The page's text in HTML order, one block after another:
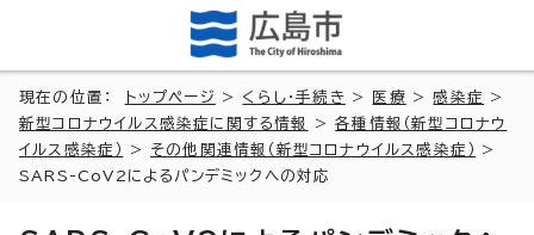
現在の位置： トップページ > くらし・手続き > 医療 >感染症
>
新型コロナウイルス感染症に関する情報
>各種情報（新型コロナウ
イルス感染症）
> その他関連情報（新型コロナウイルス感染症）
>
SARS-CoV2によるパンデミックへの対応